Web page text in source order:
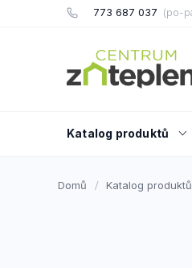
773 687 037
Katalog produktů
Domů Katalog produktů